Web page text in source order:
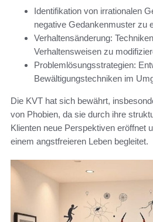
Identifikation von irrationalen
negative Gedankenmuster zu
Verhaltensänderung:
Verhaltensweisen zu
Problemlösungsstrategien:
Bewältigungstechniken im
Die KVT hat sich bewährt,
von Phobien, da sie durch ihre
Klienten neue Perspektiven eröffnet
einem angstfreieren Leben begleitet.